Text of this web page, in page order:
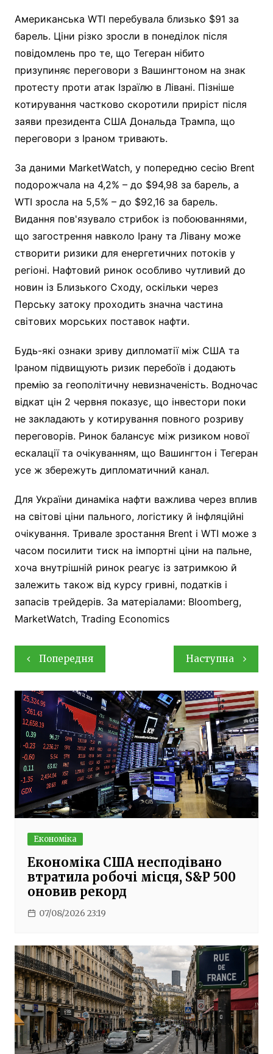
Американська WTI перебувала близько $91 за
барель. Ціни різко зросли в понеділок після
повідомлень про те, що Тегеран нібито
призупиняє переговори з Вашингтоном на знак
протесту проти атак Ізраїлю в Лівані. Пізніше
котирування частково скоротили приріст після
заяви президента США Дональда Трампа, що
переговори з Іраном тривають.
За даними MarketWatch, у попередню сесію Brent
подорожчала на 4,2% – до $94,98 за барель, а
WTI зросла на 5,5% – до $92,16 за барель.
Видання пов'язувало стрибок із побоюваннями,
що загострення навколо Ірану та Лівану може
створити ризики для енергетичних потоків у
регіоні. Нафтовий ринок особливо чутливий до
новин із Близького Сходу, оскільки через
Перську затоку проходить значна частина
світових морських поставок нафти.
Будь-які ознаки зриву дипломатії між США та
Іраном підвищують ризик перебоїв і додають
премію за геополітичну невизначеність. Водночас
відкат цін 2 червня показує, що інвестори поки
не закладають у котирування повного розриву
переговорів. Ринок балансує між ризиком нової
ескалації та очікуванням, що Вашингтон і Тегеран
усе ж збережуть дипломатичний канал.
Для України динаміка нафти важлива через вплив
на світові ціни пального, логістику й інфляційні
очікування. Тривале зростання Brent і WTI може з
часом посилити тиск на імпортні ціни на пальне,
хоча внутрішній ринок реагує із затримкою й
залежить також від курсу гривні, податків і
запасів трейдерів. За матеріалами: Bloomberg,
MarketWatch, Trading Economics
Навігація
записів
Попередня Наступна
Економіка
Економіка США несподівано
втратила робочі місця, S&P 500
оновив рекорд
07/08/2026 23:19